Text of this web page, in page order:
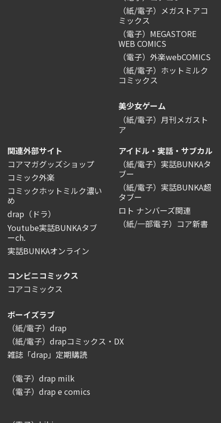
（紙/電子）メガストアコ
ミックス
（電子）MEGASTORE
WEB COMICS
（電子）外楽webCOMICS
（紙/電子）ホットミルク
コミックス
美少女ゲーム
（紙/電子）月刊メガスト
ア
関連外部サイト
コアマガグッズショップ
コミック外楽
コミックホットミルク濃い
め
drap（ドラ）
Youtube実話BUNKAタブ
ーch.
実話BUNKAオンライン
アイドル・実話・サブカル
（紙/電子）実話BUNKAタ
ブー
（紙/電子）実話BUNKA超
タブー
ロト ナンバーズ関連
（紙/一部電子）コア新書
コンビニコミックス
コアコミックス
ボーイズラブ
（紙/電子）drap
（紙/電子）drapコミックス・DX
雑誌「drap」定期購読
（電子）drap milk
（電子）drap e comics